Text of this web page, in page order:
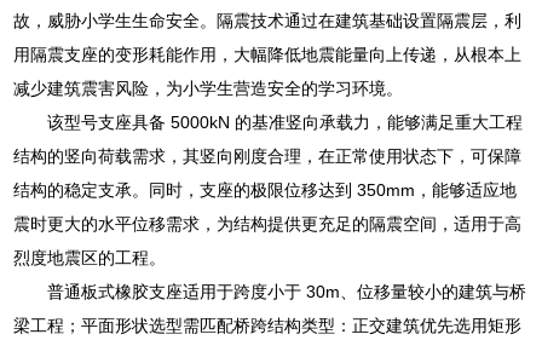
故，威胁小学生生命安全。隔震技术通过在建筑基础设置隔震层，利
用隔震支座的变形耗能作用，大幅降低地震能量向上传递，从根本上
减少建筑震害风险，为小学生营造安全的学习环境。
该型号支座具备 5000kN 的基准竖向承载力，能够满足重大工程
结构的竖向荷载需求，其竖向刚度合理，在正常使用状态下，可保障
结构的稳定支承。同时，支座的极限位移达到 350mm，能够适应地
震时更大的水平位移需求，为结构提供更充足的隔震空间，适用于高
烈度地震区的工程。
普通板式橡胶支座适用于跨度小于 30m、位移量较小的建筑与桥
梁工程；平面形状选型需匹配桥跨结构类型：正交建筑优先选用矩形